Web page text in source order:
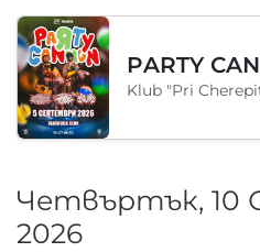
Четвъртък, 10
2026